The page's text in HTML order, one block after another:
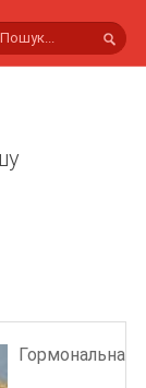
Гормональна